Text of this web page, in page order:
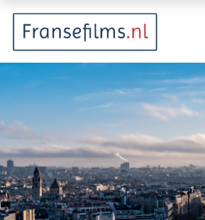
Animatie
Documentaire
Drama
Fantasy